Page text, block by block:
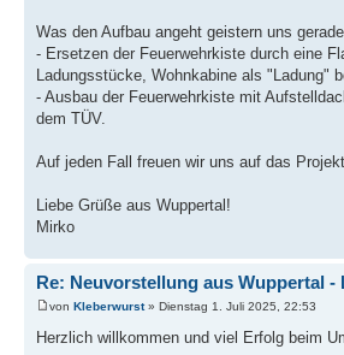
Was den Aufbau angeht geistern uns
- Ersetzen der Feuerwehrkiste durch eine
Ladungsstücke, Wohnkabine als "Ladung"
- Ausbau der Feuerwehrkiste mit
dem TÜV.
Auf jeden Fall freuen wir uns auf das
Liebe Grüße aus Wuppertal!
Mirko
Re: Neuvorstellung aus Wuppertal -
von Kleberwurst» Dienstag 1. Juli 2025, 22:53
Herzlich willkommen und viel Erfolg beim